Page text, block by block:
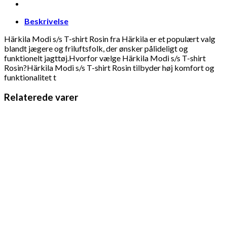
Beskrivelse
Härkila Modi s/s T-shirt Rosin fra Härkila er et populært valg
blandt jægere og friluftsfolk, der ønsker pålideligt og
funktionelt jagttøj.Hvorfor vælge Härkila Modi s/s T-shirt
Rosin?Härkila Modi s/s T-shirt Rosin tilbyder høj komfort og
funktionalitet t
Relaterede varer